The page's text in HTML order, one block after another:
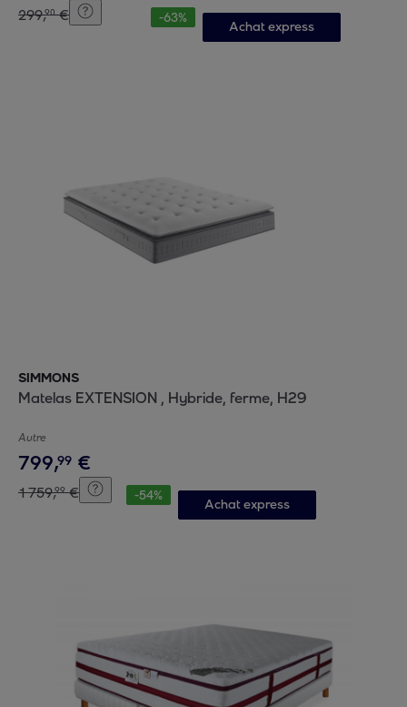
299,90 € -63%
Achat express
SIMMONS
Matelas EXTENSION , Hybride, ferme, H29
Autre
799,99 €
1759,99 € -54%
Achat express